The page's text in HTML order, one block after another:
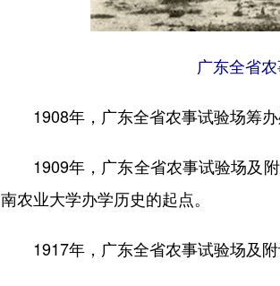
广东全省
1908年，广东全省农事试验场筹
1909年，广东全省农事试验场及
南农业大学办学历史的起点。
1917年，广东全省农事试验场及